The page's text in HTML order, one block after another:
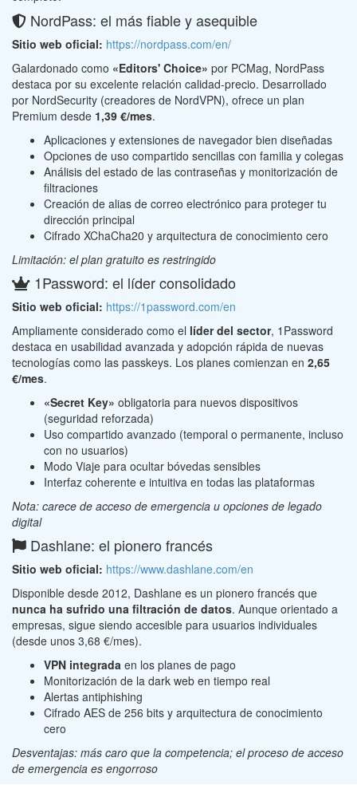
NordPass: el más fiable y asequible
Sitio web oficial: https://nordpass.com/en/
Galardonado como «Editors' Choice» por PCMag, NordPass
destaca por su excelente relación calidad-precio. Desarrollado
por NordSecurity (creadores de NordVPN), ofrece un plan
Premium desde 1,39 €/mes.
Aplicaciones y extensiones de navegador bien diseñadas
Opciones de uso compartido sencillas con familia y colegas
Análisis del estado de las contraseñas y monitorización de
filtraciones
Creación de alias de correo electrónico para proteger tu
dirección principal
Cifrado XChaCha20 y arquitectura de conocimiento cero
Limitación: el plan gratuito es restringido
1Password: el líder consolidado
Sitio web oficial: https://1password.com/en
Ampliamente considerado como el líder del sector, 1Password
destaca en usabilidad avanzada y adopción rápida de nuevas
tecnologías como las passkeys. Los planes comienzan en 2,65
€/mes.
«Secret Key» obligatoria para nuevos dispositivos
(seguridad reforzada)
Uso compartido avanzado (temporal o permanente, incluso
con no usuarios)
Modo Viaje para ocultar bóvedas sensibles
Interfaz coherente e intuitiva en todas las plataformas
Nota: carece de acceso de emergencia u opciones de legado
digital
Dashlane: el pionero francés
Sitio web oficial: https://www.dashlane.com/en
Disponible desde 2012, Dashlane es un pionero francés que
nunca ha sufrido una filtración de datos. Aunque orientado a
empresas, sigue siendo accesible para usuarios individuales
(desde unos 3,68 €/mes).
VPN integrada en los planes de pago
Monitorización de la dark web en tiempo real
Alertas antiphishing
Cifrado AES de 256 bits y arquitectura de conocimiento
cero
Desventajas: más caro que la competencia; el proceso de acceso
de emergencia es engorroso